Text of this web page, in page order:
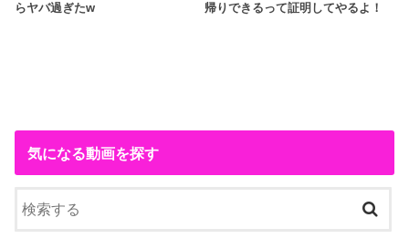
らヤバ過ぎたw
帰りできるって証明してやるよ！
気になる動画を探す